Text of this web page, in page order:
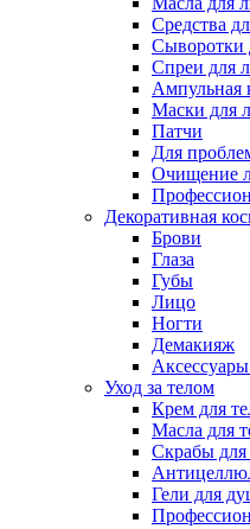
Средства
Сыворотки
Спреи для
Ампульная
Маски для
Патчи
Для
Очищение
Декоративная
Брови
Глаза
Губы
Лицо
Ногти
Демакияж
Уход за телом
Крем для
Масла для
Скрабы для
Гели для